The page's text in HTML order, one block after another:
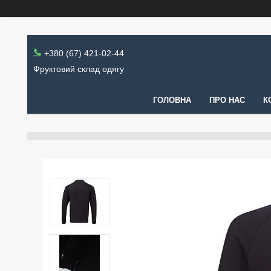
+380 (67) 421-02-44
Фруктовий склад одягу
ГОЛОВНА ПРО НАС